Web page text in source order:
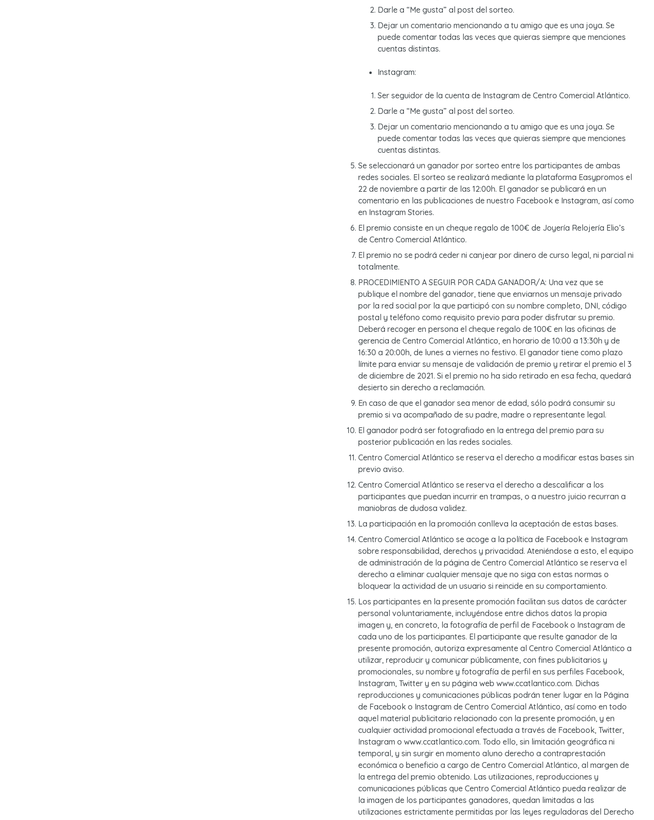
Darle a “Me gusta” al post del sorteo.
Dejar un comentario mencionando a tu amigo que es una joya. Se
puede comentar todas las veces que quieras siempre que menciones
cuentas distintas.
Instagram:
Ser seguidor de la cuenta de Instagram de Centro Comercial Atlántico.
Darle a “Me gusta” al post del sorteo.
Dejar un comentario mencionando a tu amigo que es una joya. Se
puede comentar todas las veces que quieras siempre que menciones
cuentas distintas.
Se seleccionará un ganador por sorteo entre los participantes de ambas
redes sociales. El sorteo se realizará mediante la plataforma Easypromos el
22 de noviembre a partir de las 12:00h. El ganador se publicará en un
comentario en las publicaciones de nuestro Facebook e Instagram, así como
en Instagram Stories.
El premio consiste en un cheque regalo de 100€ de Joyería Relojería Elio’s
de Centro Comercial Atlántico.
El premio no se podrá ceder ni canjear por dinero de curso legal, ni parcial ni
totalmente.
PROCEDIMIENTO A SEGUIR POR CADA GANADOR/A: Una vez que se
publique el nombre del ganador, tiene que enviarnos un mensaje privado
por la red social por la que participó con su nombre completo, DNI, código
postal y teléfono como requisito previo para poder disfrutar su premio.
Deberá recoger en persona el cheque regalo de 100€ en las oficinas de
gerencia de Centro Comercial Atlántico, en horario de 10:00 a 13:30h y de
16:30 a 20:00h, de lunes a viernes no festivo. El ganador tiene como plazo
límite para enviar su mensaje de validación de premio y retirar el premio el 3
de diciembre de 2021. Si el premio no ha sido retirado en esa fecha, quedará
desierto sin derecho a reclamación.
En caso de que el ganador sea menor de edad, sólo podrá consumir su
premio si va acompañado de su padre, madre o representante legal.
El ganador podrá ser fotografiado en la entrega del premio para su
posterior publicación en las redes sociales.
Centro Comercial Atlántico se reserva el derecho a modificar estas bases sin
previo aviso.
Centro Comercial Atlántico se reserva el derecho a descalificar a los
participantes que puedan incurrir en trampas, o a nuestro juicio recurran a
maniobras de dudosa validez.
La participación en la promoción conlleva la aceptación de estas bases.
Centro Comercial Atlántico se acoge a la política de Facebook e Instagram
sobre responsabilidad, derechos y privacidad. Ateniéndose a esto, el equipo
de administración de la página de Centro Comercial Atlántico se reserva el
derecho a eliminar cualquier mensaje que no siga con estas normas o
bloquear la actividad de un usuario si reincide en su comportamiento.
Los participantes en la presente promoción facilitan sus datos de carácter
personal voluntariamente, incluyéndose entre dichos datos la propia
imagen y, en concreto, la fotografía de perfil de Facebook o Instagram de
cada uno de los participantes. El participante que resulte ganador de la
presente promoción, autoriza expresamente al Centro Comercial Atlántico a
utilizar, reproducir y comunicar públicamente, con fines publicitarios y
promocionales, su nombre y fotografía de perfil en sus perfiles Facebook,
Instagram, Twitter y en su página web www.ccatlantico.com. Dichas
reproducciones y comunicaciones públicas podrán tener lugar en la Página
de Facebook o Instagram de Centro Comercial Atlántico, así como en todo
aquel material publicitario relacionado con la presente promoción, y en
cualquier actividad promocional efectuada a través de Facebook, Twitter,
Instagram o www.ccatlantico.com. Todo ello, sin limitación geográfica ni
temporal, y sin surgir en momento aluno derecho a contraprestación
económica o beneficio a cargo de Centro Comercial Atlántico, al margen de
la entrega del premio obtenido. Las utilizaciones, reproducciones y
comunicaciones públicas que Centro Comercial Atlántico pueda realizar de
la imagen de los participantes ganadores, quedan limitadas a las
utilizaciones estrictamente permitidas por las leyes reguladoras del Derecho